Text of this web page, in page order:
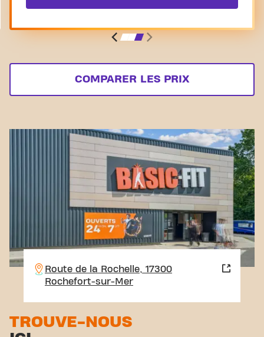
COMPARER LES PRIX
Route de la Rochelle, 17300
Rochefort-sur-Mer
TROUVE-NOUS